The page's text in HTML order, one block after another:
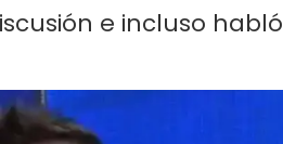
e incluso habló